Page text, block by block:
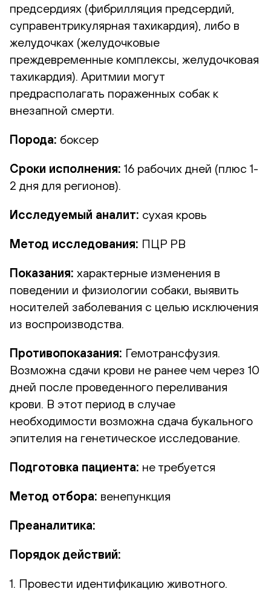
предсердиях (фибрилляция предсердий,
суправентрикулярная тахикардия), либо в
желудочках (желудочковые
преждевременные комплексы, желудочковая
тахикардия). Аритмии могут
предрасполагать пораженных собак к
внезапной смерти.
Порода: боксер
Сроки исполнения: 16 рабочих дней (плюс 1-
2 дня для регионов).
Исследуемый аналит: сухая кровь
Метод исследования: ПЦР РВ
Показания: характерные изменения в
поведении и физиологии собаки, выявить
носителей заболевания с целью исключения
из воспроизводства.
Противопоказания: Гемотрансфузия.
Возможна сдачи крови не ранее чем через 10
дней после проведенного переливания
крови. В этот период в случае
необходимости возможна сдача букального
эпителия на генетическое исследование.
Подготовка пациента: не требуется
Метод отбора: венепункция
Преаналитика:
Порядок действий:
1. Провести идентификацию животного.